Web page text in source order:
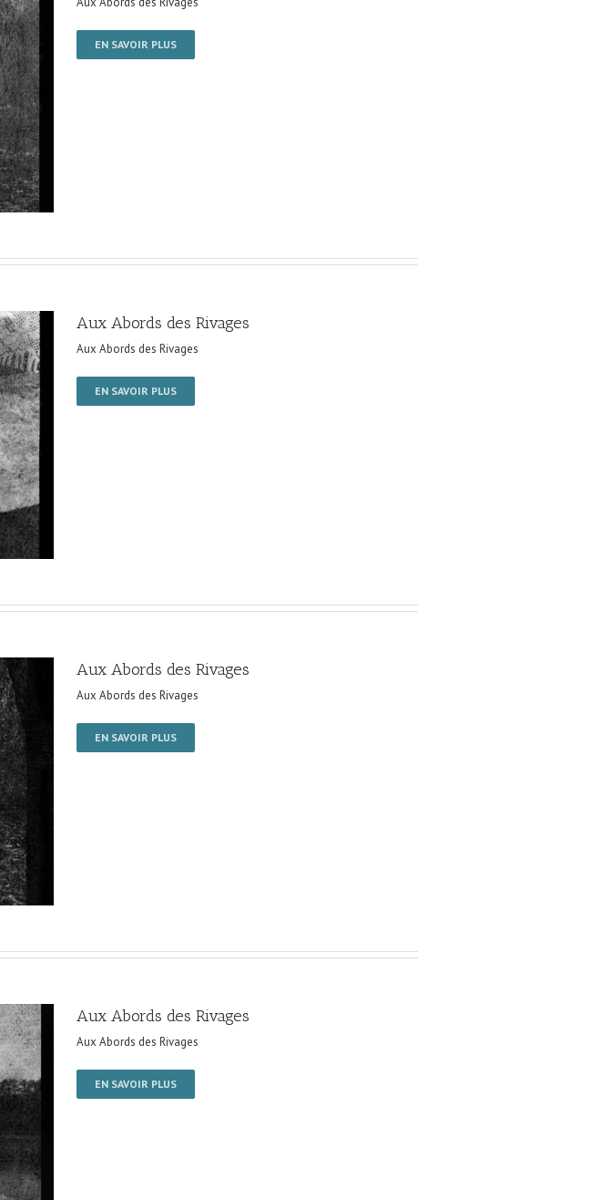
EN SAVOIR PLUS
Aux Abords des Rivages
Aux Abords des Rivages
EN SAVOIR PLUS
Aux Abords des Rivages
Aux Abords des Rivages
EN SAVOIR PLUS
Aux Abords des Rivages
Aux Abords des Rivages
EN SAVOIR PLUS